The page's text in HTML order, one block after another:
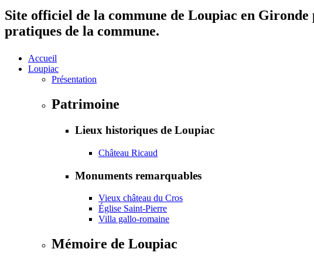
Site officiel de la commune de Loupiac en
pratiques de la commune.
Accueil
Loupiac
Présentation
Patrimoine
Lieux historiques de Loupiac
Château Ricaud
Monuments remarquables
Vieux château du Cros
Église Saint-Pierre
Villa gallo-romaine
Mémoire de Loupiac